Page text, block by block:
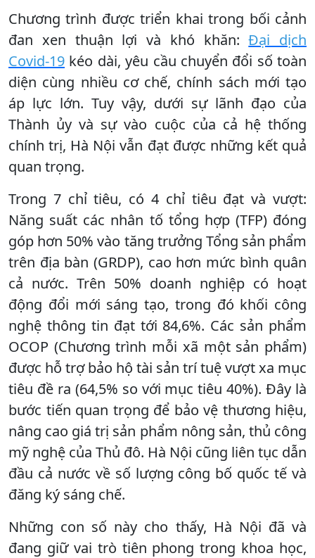
Chương trình được triển khai trong bối cảnh
đan xen thuận lợi và khó khăn:Đại dịch
Covid-19 kéo dài, yêu cầu chuyển đổi số toàn
diện cùng nhiều cơ chế, chính sách mới tạo
áp lực lớn. Tuy vậy, dưới sự lãnh đạo của
Thành ủy và sự vào cuộc của cả hệ thống
chính trị, Hà Nội vẫn đạt được những kết quả
quan trọng.
Trong 7 chỉ tiêu, có 4 chỉ tiêu đạt và vượt:
Năng suất các nhân tố tổng hợp (TFP) đóng
góp hơn 50% vào tăng trưởng Tổng sản phẩm
trên địa bàn (GRDP), cao hơn mức bình quân
cả nước. Trên 50% doanh nghiệp có hoạt
động đổi mới sáng tạo, trong đó khối công
nghệ thông tin đạt tới 84,6%. Các sản phẩm
OCOP (Chương trình mỗi xã một sản phẩm)
được hỗ trợ bảo hộ tài sản trí tuệ vượt xa mục
tiêu đề ra (64,5% so với mục tiêu 40%). Đây là
bước tiến quan trọng để bảo vệ thương hiệu,
nâng cao giá trị sản phẩm nông sản, thủ công
mỹ nghệ của Thủ đô. Hà Nội cũng liên tục dẫn
đầu cả nước về số lượng công bố quốc tế và
đăng ký sáng chế.
Những con số này cho thấy, Hà Nội đã và
đang giữ vai trò tiên phong trong khoa học,